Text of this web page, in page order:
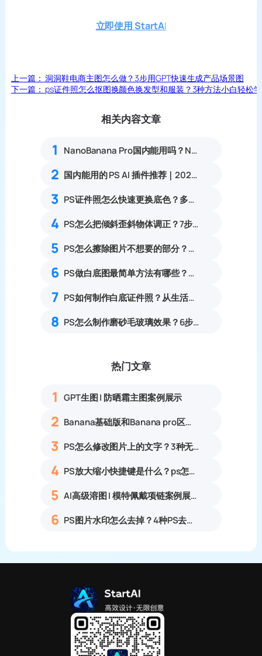
立即使用 StartAI
上一篇： 洞洞鞋电商主图怎么做？3步用GPT快速生成产品场景图
下一篇： ps证件照怎么抠图换颜色换发型和服装？3种方法小白轻松
相关内容文章
1 NanoBanana Pro国内能用吗？Nano banana使用教程
2 国内能用的 PS AI 插件推荐｜2026 4款AI插件最新实测
3 PS证件照怎么快速更换底色？多种证件照换背景完整实操教程
4 PS怎么把倾斜歪斜物体调正？7步透视变形矫正倾斜物体实操教程
5 PS怎么擦除图片不想要的部分？保留原背景无痕去除杂物教程
6 PS做白底图最简单方法有哪些？两套方案30秒直出商用白底图
7 PS如何制作白底证件照？从生活照转换成标准电子证件照步骤
8 PS怎么制作磨砂毛玻璃效果？6步零基础做出高级通透磨砂质感教程
热门文章
1 GPT生图 | 防晒霜主图案例展示
2 Banana基础版和Banana pro区别对比丨具体案例应用+使用教程
3 PS怎么修改图片上的文字？3种无痕改字方法，新手也能搞定
4 PS放大缩小快捷键是什么？ps怎么把图片拉大拉小？
5 AI高级溶图 | 模特佩戴项链案例展示
6 PS图片水印怎么去掉？4种PS去水印方法教程无痕去除各类图片水印